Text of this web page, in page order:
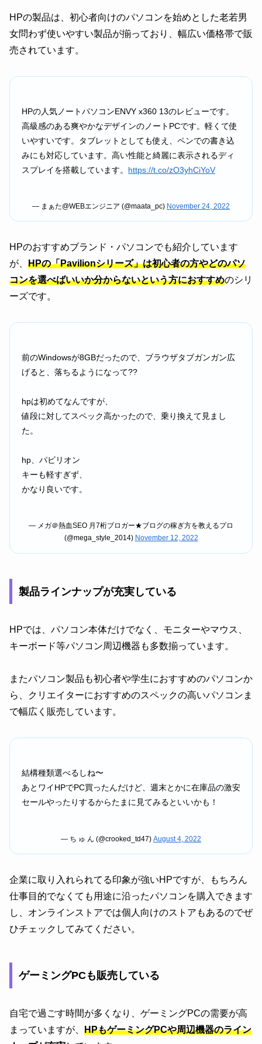
HPの製品は、初心者向けのパソコンを始めとした老若男
女問わず使いやすい製品が揃っており、幅広い価格帯で販
売されています。
HPの人気ノートパソコンENVY x360 13のレビューです。
高級感のある爽やかなデザインのノートPCです。軽くて使
いやすいです。タブレットとしても使え、ペンでの書き込
みにも対応しています。高い性能と綺麗に表示されるディ
スプレイを搭載しています。 https://t.co/zO3yhCiYoV
— まぁた@WEBエンジニア (@maata_pc) November 24, 2022
HPのおすすめブランド・パソコンでも紹介しています
が、 HPの「Pavilionシリーズ」は初心者の方やどのパソ
コンを選べばいいか分からないという方におすすめのシリ
ーズです。
前のWindowsが8GBだったので、ブラウザタブガンガン広
げると、落ちるようになって??
hpは初めてなんですが、
値段に対してスペック高かったので、乗り換えて見まし
た。
hp、パビリオン
キーも軽すぎず、
かなり良いです。
— メガ＠熱血SEO 月7桁ブロガー★ブログの稼ぎ方を教えるプロ
(@mega_style_2014) November 12, 2022
製品ラインナップが充実している
HPでは、パソコン本体だけでなく、モニターやマウス、
キーボード等パソコン周辺機器も多数揃っています。
またパソコン製品も初心者や学生におすすめのパソコンか
ら、クリエイターにおすすめのスペックの高いパソコンま
で幅広く販売しています。
結構種類選べるしね〜
あとワイHPでPC買ったんだけど、週末とかに在庫品の激安
セールやったりするからたまに見てみるといいかも！
— ち ゅ ん (@crooked_td47) August 4, 2022
企業に取り入れられてる印象が強いHPですが、もちろん
仕事目的でなくても用途に沿ったパソコンを購入できます
し、オンラインストアでは個人向けのストアもあるのでぜ
ひチェックしてみてください。
ゲーミングPCも販売している
自宅で過ごす時間が多くなり、ゲーミングPCの需要が高
まっていますが、 HPもゲーミングPCや周辺機器のライン